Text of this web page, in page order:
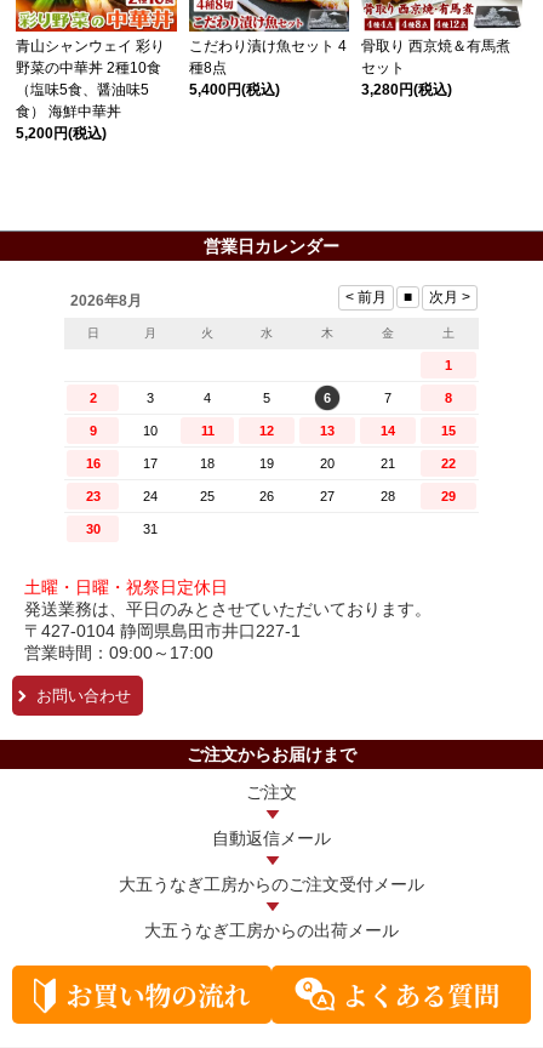
青山シャンウェイ 彩り
野菜の中華丼 2種10食
（塩味5食、醤油味5
食） 海鮮中華丼
5,200円(税込)
こだわり漬け魚セット 4
種8点
5,400円(税込)
骨取り 西京焼＆有馬煮
セット
3,280円(税込)
営業日カレンダー
土曜・日曜・祝祭日定休日
発送業務は、平日のみとさせていただいております。
〒427-0104 静岡県島田市井口227-1
営業時間：09:00～17:00
お問い合わせ
ご注文からお届けまで
ご注文
自動返信メール
大五うなぎ工房からのご注文受付メール
大五うなぎ工房からの出荷メール